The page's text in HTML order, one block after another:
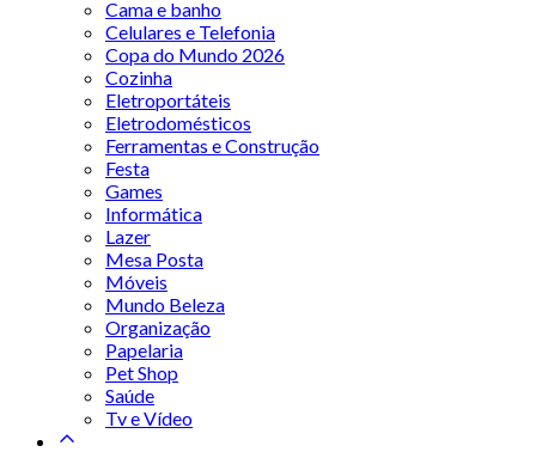
Cama e banho
Celulares e Telefonia
Copa do Mundo 2026
Cozinha
Eletroportáteis
Eletrodomésticos
Ferramentas e Construção
Festa
Games
Informática
Lazer
Mesa Posta
Móveis
Mundo Beleza
Organização
Papelaria
Pet Shop
Saúde
Tv e Vídeo